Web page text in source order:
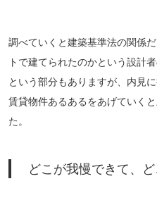
調べていくと建築基準法の関係
トで建てられたのかという設計
という部分もありますが、内見
賃貸物件あるあるをあげていく
た。
どこが我慢できて、